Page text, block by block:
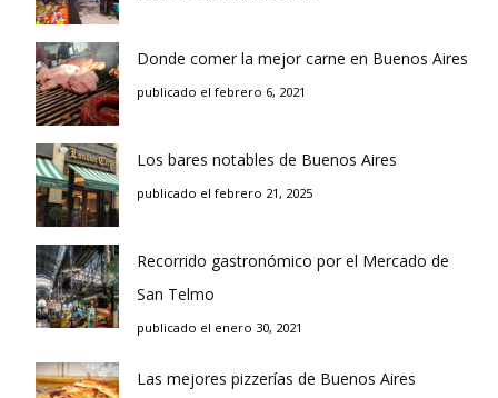
Donde comer la mejor carne en Buenos Aires
publicado el febrero 6, 2021
Los bares notables de Buenos Aires
publicado el febrero 21, 2025
Recorrido gastronómico por el Mercado de
San Telmo
publicado el enero 30, 2021
Las mejores pizzerías de Buenos Aires